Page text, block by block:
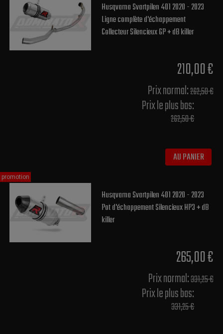
Husqvarna Svartpilen 401 2020 - 2023
Ligne complète d'échappement
Collecteur Silencieux GP + dB killer
210,00 €
Prix normal​:262,50 €
Prix le plus bas:
262,50 €
AU PANIER
Husqvarna Svartpilen 401 2020 - 2023
Pot d'échappement Silencieux HP3 + dB
killer
265,00 €
Prix normal​:331,25 €
Prix le plus bas:
331,25 €
promotion